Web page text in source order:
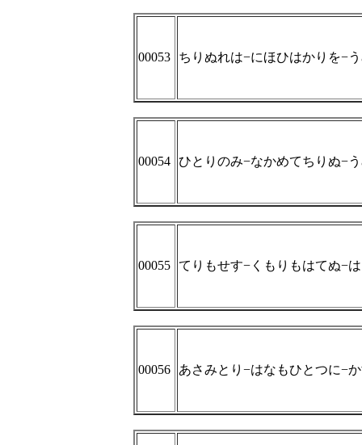
00053 ちりぬれは−にほひはかりを−
00054 ひとりのみ−なかめてちりぬ−
00055 てりもせす−くもりもはてぬ−
00056 あさみとり−はなもひとつに−